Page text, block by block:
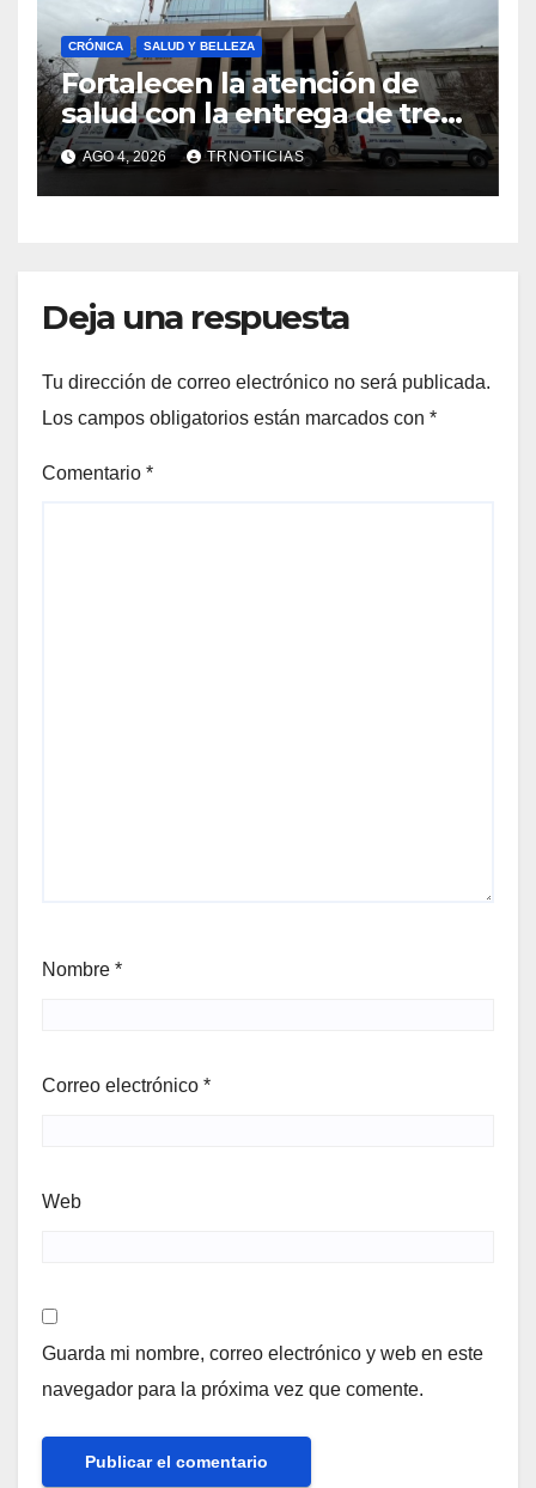
CRÓNICA SALUD Y BELLEZA
Fortalecen la atención de
salud con la entrega de tres
nuevas ambulancias para
Cauquenes y Sagrada Familia
AGO 4, 2026 TRNOTICIAS
Deja una respuesta
Tu dirección de correo electrónico no será publicada.
Los campos obligatorios están marcados con *
Comentario *
Nombre *
Correo electrónico *
Web
Guarda mi nombre, correo electrónico y web en este
navegador para la próxima vez que comente.